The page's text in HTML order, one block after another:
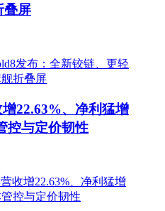
叠屏
22.63%、净利猛增
控与定价韧性